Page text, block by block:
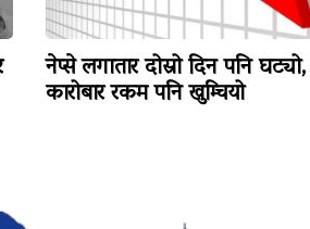
नेप्से लगातार दोस्रो दिन पनि घट्यो,
कारोबार रकम पनि खुम्चियो